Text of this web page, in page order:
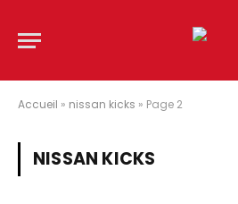
Accueil » nissan kicks » Page 2
NISSAN KICKS